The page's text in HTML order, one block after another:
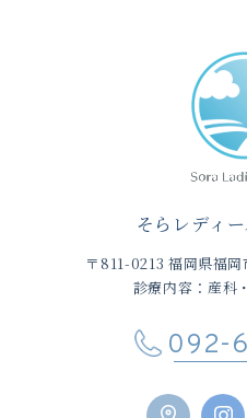
そらレディ
〒811-0213 福岡県福
診療内容：産科
092-